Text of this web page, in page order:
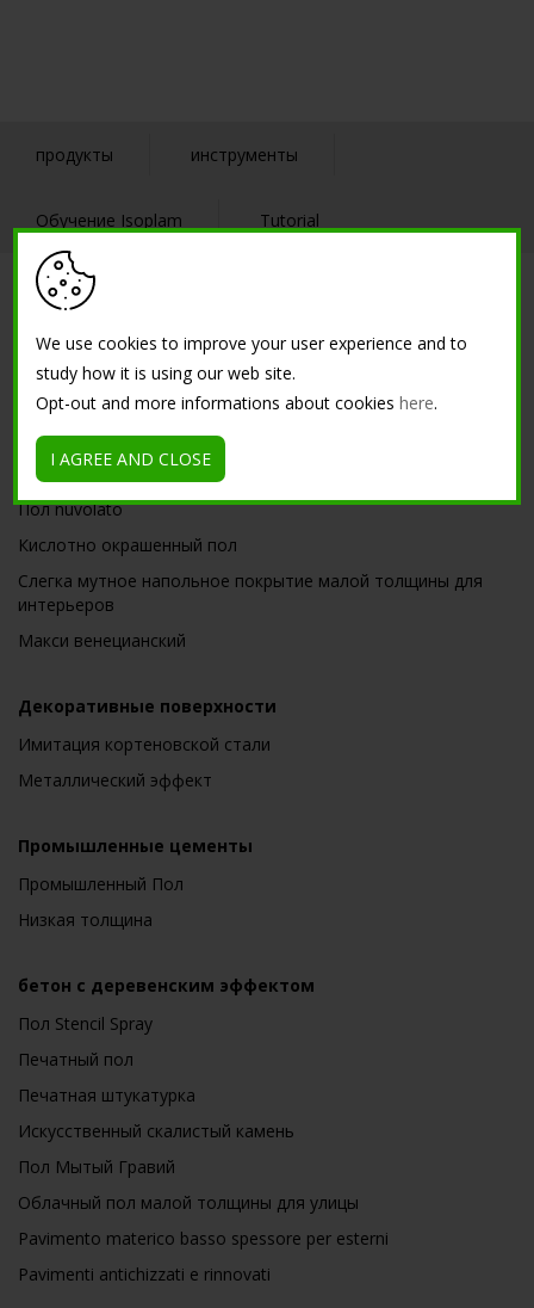
продукты инструменты
Обучение Isoplam Tutorial
РЕШЕНИЯ
цементы малой толщины
Пол из Микроцемент
Пол с эффектом облачности малой толщины
Венецианская микро терраса
Пол nuvolato
Кислотно окрашенный пол
Слегка мутное напольное покрытие малой толщины для
интерьеров
Макси венецианский
Декоративные поверхности
Имитация кортеновской стали
Металлический эффект
Промышленные цементы
Промышленный Пол
Низкая толщина
бетон с деревенским эффектом
Пол Stencil Spray
Печатный пол
Печатная штукатурка
Искусственный скалистый камень
Пол Мытый Гравий
Облачный пол малой толщины для улицы
Pavimento materico basso spessore per esterni
Pavimenti antichizzati e rinnovati
We use cookies to improve your user experience and to
study how it is using our web site.
Opt-out and more informations about cookieshere.
I AGREE AND CLOSE